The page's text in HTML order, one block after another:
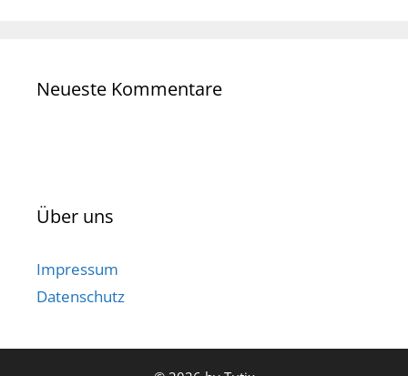
Neueste Kommentare
Über uns
Impressum
Datenschutz